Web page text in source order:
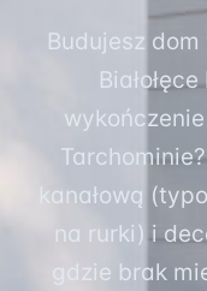
Budujesz dom
kanałową
na rurki) i
gdzie brak